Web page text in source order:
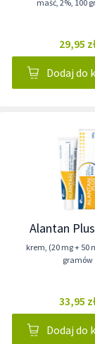
maść, 2%, 100
29,95
Dodaj do
Alantan
krem, (20 mg + 50
gramów
33,95
Dodaj do